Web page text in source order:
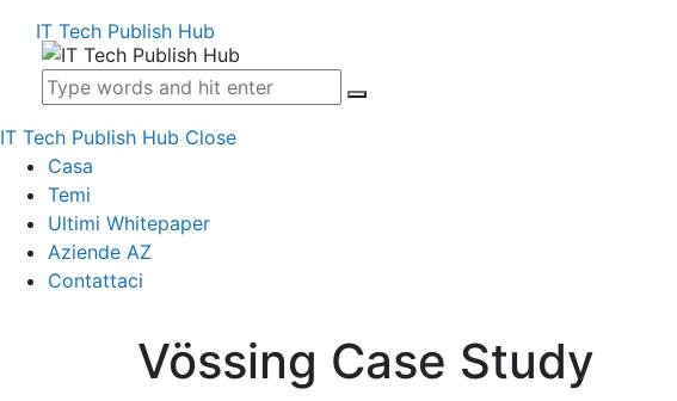
IT Tech Publish Hub
IT Tech Publish Hub Close
Casa
Temi
Ultimi Whitepaper
Aziende AZ
Contattaci
Vössing Case Study